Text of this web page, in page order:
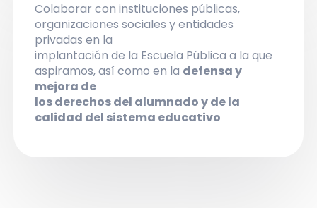
Colaborar con instituciones públicas,
organizaciones sociales y entidades
privadas en la
implantación de la Escuela Pública a la que
aspiramos, así como en la defensa y
mejora de
los derechos del alumnado y de la
calidad del sistema educativo